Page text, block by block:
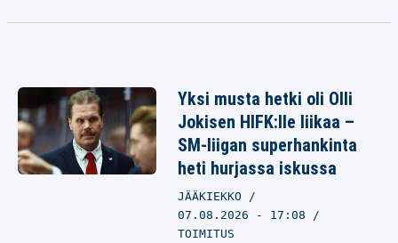
Yksi musta hetki oli Olli
Jokisen HIFK:lle liikaa –
SM-liigan superhankinta
heti hurjassa iskussa
JÄÄKIEKKO
07.08.2026 - 17:08
TOIMITUS